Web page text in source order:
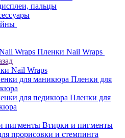
пальцы
Пленки Nail Wraps
Nail Wraps
Пленки для
Пленки для
Втирки и пигменты